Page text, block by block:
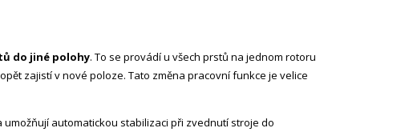
do jiné polohy. To se provádí u všech prstů na jednom rotoru
zajistí v nové poloze. Tato změna pracovní funkce je velice
automatickou stabilizaci při zvednutí stroje do